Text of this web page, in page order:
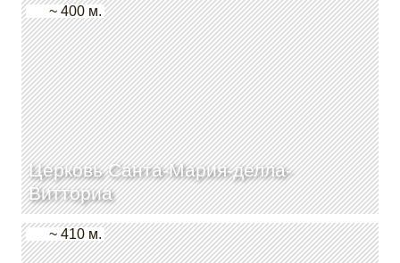
Церковь Санта-Мария-делла-
Витториа
~ 400 м.
~ 410 м.